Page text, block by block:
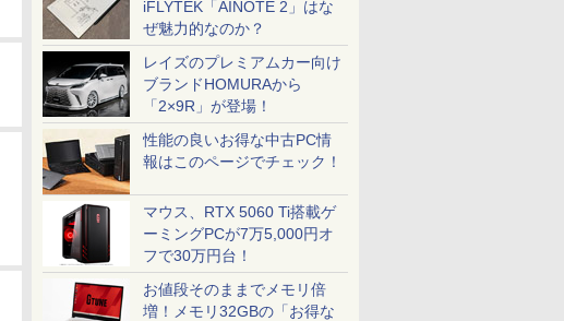
iFLYTEK「AINOTE 2」はな
ぜ魅力的なのか？
レイズのプレミアムカー向け
ブランドHOMURAから
「2×9R」が登場！
性能の良いお得な中古PC情
報はこのページでチェック！
マウス、RTX 5060 Ti搭載ゲ
ーミングPCが7万5,000円オ
フで30万円台！
お値段そのままでメモリ倍
増！メモリ32GBの「お得な